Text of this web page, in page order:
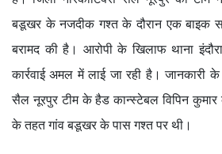
बडूखर के नजदीक गश्त के दौरान एक बाइक
बरामद की है। आरोपी के खिलाफ थाना
कार्रवाई अमल में लाई जा रही है। जानकारी
सैल नूरपुर टीम के हैड कान्स्टेबल विपिन कुमार
के तहत गांव बडूखर के पास गश्त पर थी।